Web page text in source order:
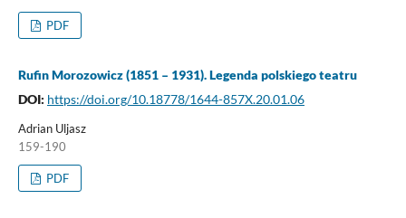
PDF
Rufin Morozowicz (1851 – 1931). Legenda polskiego teatru
DOI: https://doi.org/10.18778/1644-857X.20.01.06
Adrian Uljasz
159-190
PDF